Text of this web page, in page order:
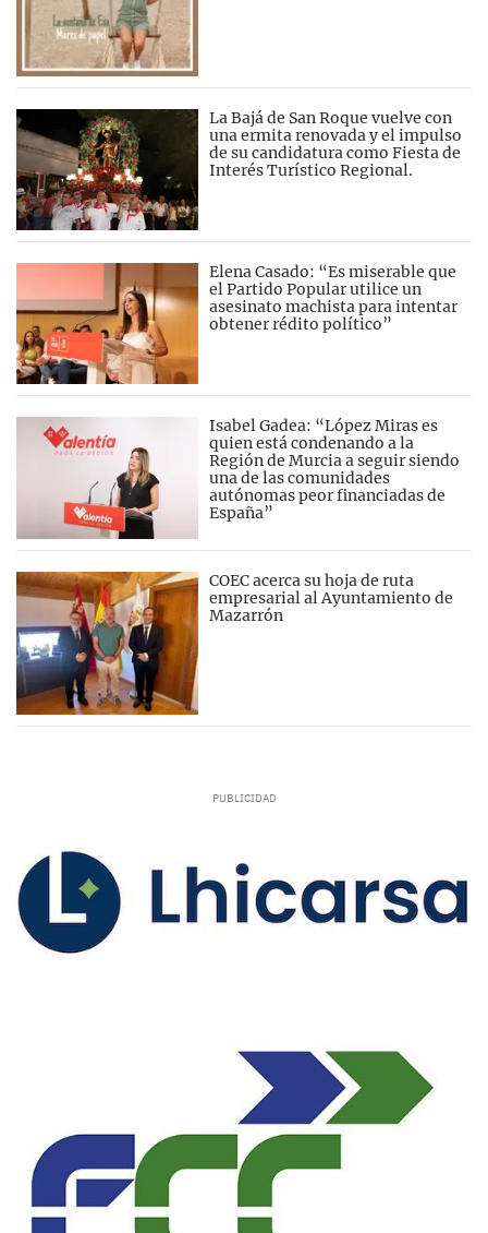
La Bajá de San Roque vuelve con
una ermita renovada y el impulso
de su candidatura como Fiesta de
Interés Turístico Regional.
Elena Casado: “Es miserable que
el Partido Popular utilice un
asesinato machista para intentar
obtener rédito político”
Isabel Gadea: “López Miras es
quien está condenando a la
Región de Murcia a seguir siendo
una de las comunidades
autónomas peor financiadas de
España”
COEC acerca su hoja de ruta
empresarial al Ayuntamiento de
Mazarrón